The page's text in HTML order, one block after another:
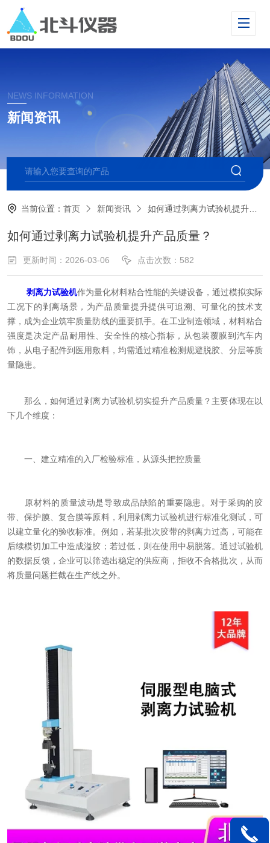
NEWS INFORMATION
新闻资讯
当前位置：首页 新闻资讯 如何通过剥离力试验机提升产品质量？
如何通过剥离力试验机提升产品质量？
更新时间：2026-03-06 点击次数：582
剥离力试验机作为量化材料粘合性能的关键设备，通过模拟实际
工况下的剥离场景，为产品质量提升提供可追溯、可量化的技术支
撑，成为企业筑牢质量防线的重要抓手。在工业制造领域，材料粘合
强度是决定产品耐用性、安全性的核心指标，从包装覆膜到汽车内
饰，从电子配件到医用敷料，均需通过精准检测规避脱胶、分层等质
量隐患。
那么，如何通过剥离力试验机切实提升产品质量？主要体现在以
下几个维度：
一、建立精准的入厂检验标准，从源头把控质量
原材料的质量波动是导致成品缺陷的重要隐患。对于采购的胶
带、保护膜、复合膜等原料，利用剥离力试验机进行标准化测试，可
以建立量化的验收标准。例如，若某批次胶带的剥离力过高，可能在
后续模切加工中造成溢胶；若过低，则在使用中易脱落。通过试验机
的数据反馈，企业可以筛选出稳定的供应商，拒收不合格批次，从而
将质量问题拦截在生产线之外。